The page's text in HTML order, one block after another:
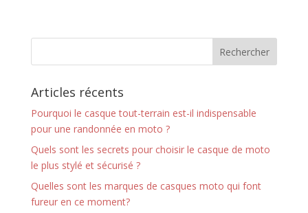
Articles récents
Pourquoi le casque tout-terrain est-il indispensable
pour une randonnée en moto ?
Quels sont les secrets pour choisir le casque de moto
le plus stylé et sécurisé ?
Quelles sont les marques de casques moto qui font
fureur en ce moment?